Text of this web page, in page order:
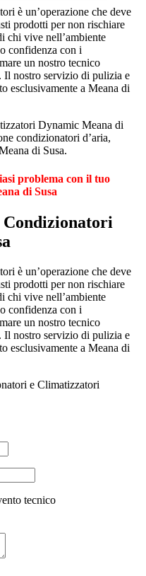
è un’operazione che deve
prodotti per non rischiare
chi vive nell’ambiente
confidenza con i
un nostro tecnico
. Il nostro servizio di pulizia e
esclusivamente a Meana di
Dynamic Meana di
condizionatori d’aria,
di Susa.
problema con il tuo
di Susa
Condizionatori
è un’operazione che deve
prodotti per non rischiare
chi vive nell’ambiente
confidenza con i
un nostro tecnico
. Il nostro servizio di pulizia e
esclusivamente a Meana di
e Climatizzatori
tecnico